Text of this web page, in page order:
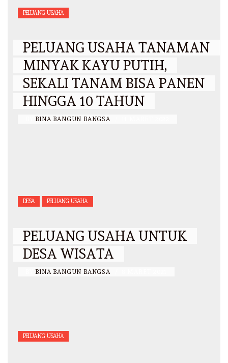
PELUANG USAHA
PELUANG USAHA TANAMAN
MINYAK KAYU PUTIH,
SEKALI TANAM BISA PANEN
HINGGA 10 TAHUN
BINA BANGUN BANGSA
DESA PELUANG USAHA
PELUANG USAHA UNTUK
DESA WISATA
BINA BANGUN BANGSA
PELUANG USAHA